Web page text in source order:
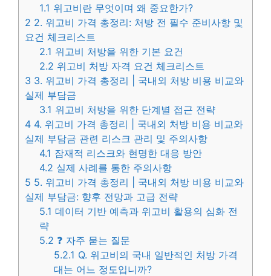
1.1 위고비란 무엇이며 왜 중요한가?
2 2. 위고비 가격 총정리: 처방 전 필수 준비사항 및
요건 체크리스트
2.1 위고비 처방을 위한 기본 요건
2.2 위고비 처방 자격 요건 체크리스트
3 3. 위고비 가격 총정리 | 국내외 처방 비용 비교와
실제 부담금
3.1 위고비 처방을 위한 단계별 접근 전략
4 4. 위고비 가격 총정리 | 국내외 처방 비용 비교와
실제 부담금 관련 리스크 관리 및 주의사항
4.1 잠재적 리스크와 현명한 대응 방안
4.2 실제 사례를 통한 주의사항
5 5. 위고비 가격 총정리 | 국내외 처방 비용 비교와
실제 부담금: 향후 전망과 고급 전략
5.1 데이터 기반 예측과 위고비 활용의 심화 전
략
5.2 ❓ 자주 묻는 질문
5.2.1 Q. 위고비의 국내 일반적인 처방 가격
대는 어느 정도입니까?